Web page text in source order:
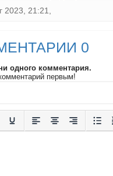
2023, 21:21,
0
одного комментария.
первым!